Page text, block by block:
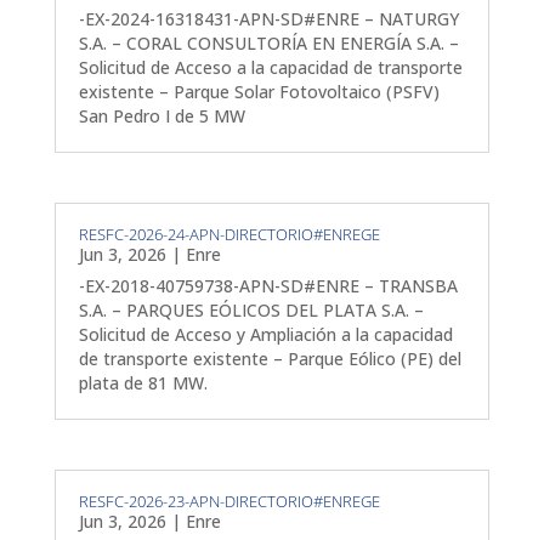
-EX-2024-16318431-APN-SD#ENRE – NATURGY
S.A. – CORAL CONSULTORÍA EN ENERGÍA S.A. –
Solicitud de Acceso a la capacidad de transporte
existente – Parque Solar Fotovoltaico (PSFV)
San Pedro I de 5 MW
RESFC-2026-24-APN-DIRECTORIO#ENREGE
Jun 3, 2026 | Enre
-EX-2018-40759738-APN-SD#ENRE – TRANSBA
S.A. – PARQUES EÓLICOS DEL PLATA S.A. –
Solicitud de Acceso y Ampliación a la capacidad
de transporte existente – Parque Eólico (PE) del
plata de 81 MW.
RESFC-2026-23-APN-DIRECTORIO#ENREGE
Jun 3, 2026 | Enre